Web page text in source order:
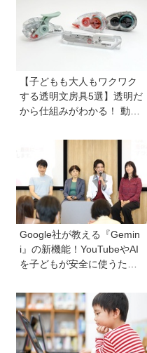
【子どもも大人もワクワク
する透明文房具5選】透明だ
から仕組みがわかる！ 動か
Google社が教える『Gemin
i』の新機能！YouTubeやAI
を子どもが安全に使うため
教育チャンネルなど、家庭
で使うポイントとは？